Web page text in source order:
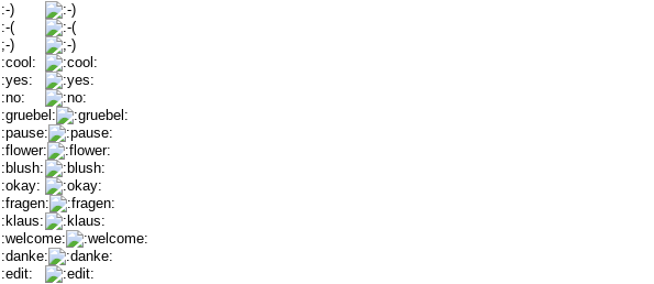
:-)
:-(
;-)
:cool:
:yes:
:no:
:gruebel:
:pause:
:flower:
:blush:
:okay:
:fragen:
:klaus:
:welcome:
:danke:
:edit: